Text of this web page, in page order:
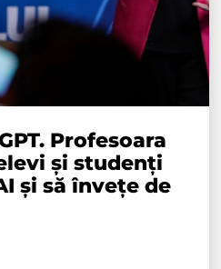
Profesoara
și studenți
și să învețe de